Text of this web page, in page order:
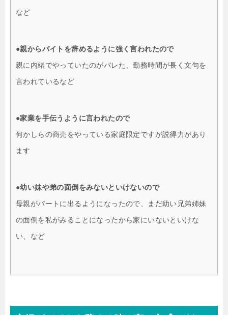
など
●親からバイトを辞めるように強く言われたので
親に内緒でやっていたのがバレた、勤務時間が長く文句を
言われているなど
●家業を手伝うように言われたので
何かしらの商売をやっている家庭限定ですが説得力があり
ます
●幼い妹や弟の面倒をみないといけないので
母親がパートに出るようになったので、まだ幼い兄弟姉妹
の面倒を私がみることになったから家にいないといけな
い、など